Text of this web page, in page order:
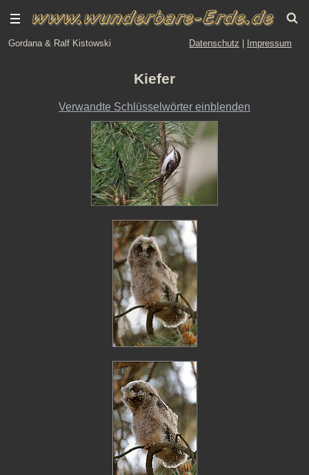
Gordana & Ralf Kistowski Datenschutz Impressum
Kiefer
Verwandte Schlüsselwörter einblenden